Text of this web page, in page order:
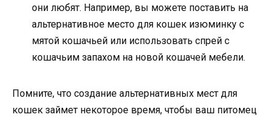
они любят. Например, вы можете поставить на
альтернативное место для кошек изюминку с
мятой кошачьей или использовать спрей с
кошачьим запахом на новой кошачей мебели.
Помните, что создание альтернативных мест для
кошек займет некоторое время, чтобы ваш питомец